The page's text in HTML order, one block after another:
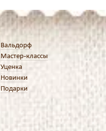
Вальдорф
Мастер-классы
Уценка
Новинки
Подарки